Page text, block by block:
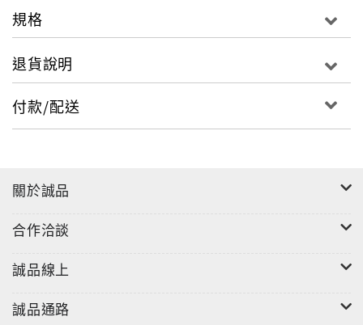
規格
退貨說明
付款/配送
關於誠品
合作洽談
誠品線上
誠品通路